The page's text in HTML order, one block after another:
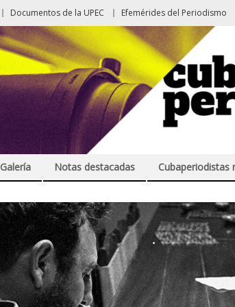
Documentos de la UPEC Efemérides del Periodismo
Galería Notas destacadas Cubaperiodistas